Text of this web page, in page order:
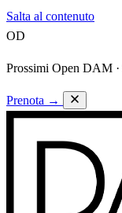
Salta al contenuto
OD
Prossimi Open DAM ·
Prenota →